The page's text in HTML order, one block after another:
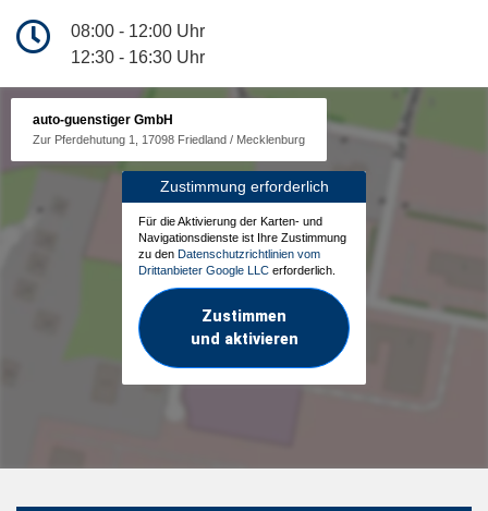
08:00 - 12:00 Uhr
12:30 - 16:30 Uhr
auto-guenstiger GmbH
Zur Pferdehutung 1, 17098 Friedland / Mecklenburg
Zustimmung erforderlich
Für die Aktivierung der Karten- und
Navigationsdienste ist Ihre Zustimmung
zu den Datenschutzrichtlinien vom
Drittanbieter Google LLC erforderlich.
Zustimmen
und aktivieren